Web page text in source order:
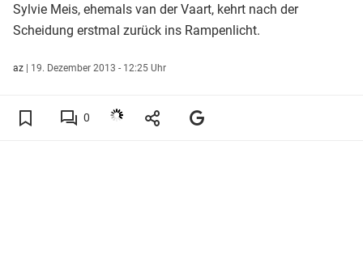
Sylvie Meis, ehemals van der Vaart, kehrt nach der
Scheidung erstmal zurück ins Rampenlicht.
az | 19. Dezember 2013 - 12:25 Uhr
0